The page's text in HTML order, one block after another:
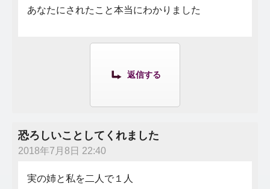
あなたにされたこと本当にわかりました
返信する
恐ろしいことしてくれました
2018年7月8日 22:40
実の姉と私を二人で１人